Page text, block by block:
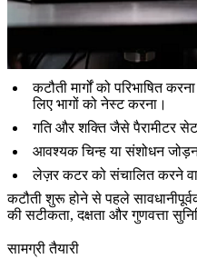
कटौती मार्गों को परिभाषित
लिए भागों को नेस्ट करना।
गति और शक्ति जैसे पैरामीटर
आवश्यक चिन्ह या संशोधन
लेज़र कटर को संचालित करने
कटौती शुरू होने से पहले
की सटीकता, दक्षता और गुणवत्ता
सामग्री तैयारी